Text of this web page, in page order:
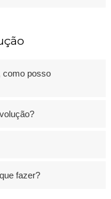
como posso
fazer?